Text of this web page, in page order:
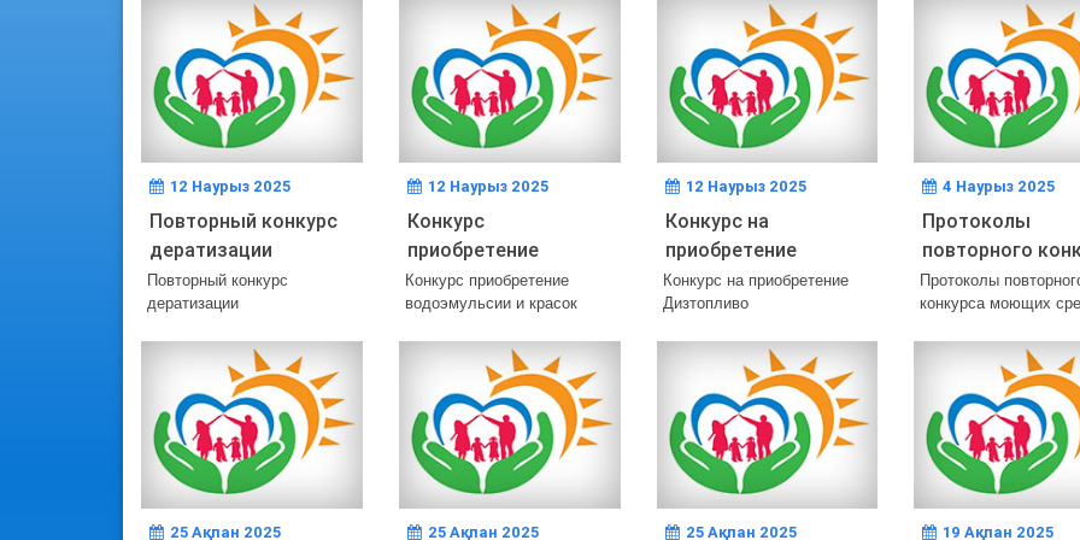
12 Наурыз 2025
Повторный конкурс
дератизации
Повторный конкурс
дератизации
12 Наурыз 2025
Конкурс
приобретение
водоэмульсии и
красок
Конкурс приобретение
водоэмульсии и красок
12 Наурыз 2025
Конкурс на
приобретение
дизтопливо
Конкурс на приобретение
Дизтопливо
4 Наурыз 2025
Протоколы
повторного
моющих
Протоколы
конкурса моющих
25 Ақпан 2025 25 Ақпан 2025 25 Ақпан 2025 19 Ақпан 2025